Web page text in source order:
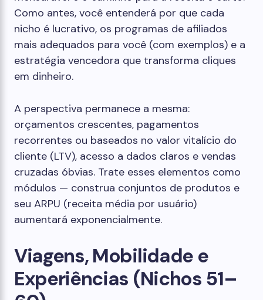
Como antes, você entenderá por que cada
nicho é lucrativo, os programas de afiliados
mais adequados para você (com exemplos) e a
estratégia vencedora que transforma cliques
em dinheiro.
A perspectiva permanece a mesma:
orçamentos crescentes, pagamentos
recorrentes ou baseados no valor vitalício do
cliente (LTV), acesso a dados claros e vendas
cruzadas óbvias. Trate esses elementos como
módulos — construa conjuntos de produtos e
seu ARPU (receita média por usuário)
aumentará exponencialmente.
Viagens, Mobilidade e
Experiências (Nichos 51–